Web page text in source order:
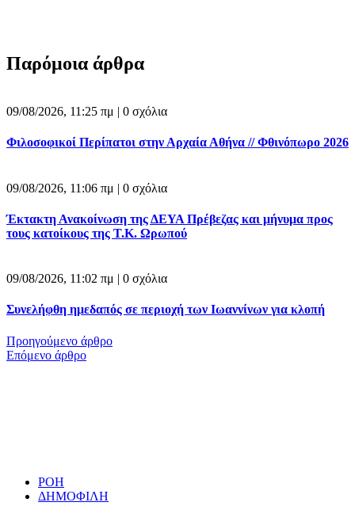
Παρόμοια άρθρα
09/08/2026, 11:25 πμ | 0 σχόλια
Φιλοσοφικοί Περίπατοι στην Αρχαία Αθήνα // Φθινόπωρο 2026
09/08/2026, 11:06 πμ | 0 σχόλια
Έκτακτη Ανακοίνωση της ΔΕΥΑ Πρέβεζας και μήνυμα προς
τους κατοίκους της Τ.Κ. Ωρωπού
09/08/2026, 11:02 πμ | 0 σχόλια
Συνελήφθη ημεδαπός σε περιοχή των Ιωαννίνων για κλοπή
Προηγούμενο άρθρο
Επόμενο άρθρο
ΡΟΗ
ΔΗΜΟΦΙΛΗ